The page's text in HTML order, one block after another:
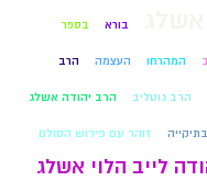
בורא בספר
המהרחו העצמה הרב
הרב גוטליב הרב יהודה אשלג
זוהר עם פירוש הסולם
לייב הלוי אשלג